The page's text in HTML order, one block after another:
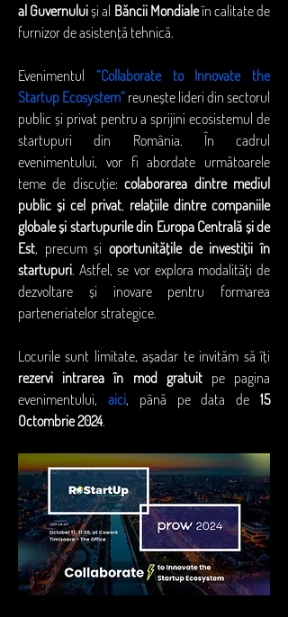
al Guvernului și al Băncii Mondiale în calitate de
furnizor de asistență tehnică.
Evenimentul “Collaborate to Innovate the
Startup Ecosystem” reunește lideri din sectorul
public și privat pentru a sprijini ecosistemul de
startupuri din România. În cadrul
evenimentului, vor fi abordate următoarele
teme de discuție: colaborarea dintre mediul
public și cel privat, relațiile dintre companiile
globale și startupurile din Europa Centrală și de
Est, precum și oportunitățile de investiții în
startupuri. Astfel, se vor explora modalități de
dezvoltare și inovare pentru formarea
parteneriatelor strategice.
rezervi intrarea în mod gratuit pe pagina
evenimentului, aici, până pe data de 15
Octombrie 2024.